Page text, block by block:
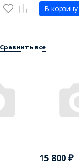
В корзину
Сравнить все
15 800 ₽